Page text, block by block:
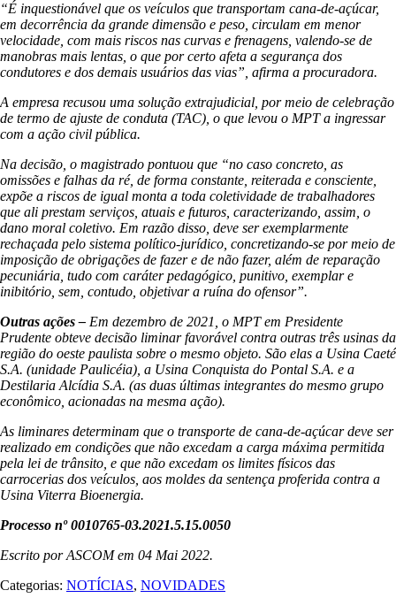
“É inquestionável que os veículos que transportam cana-de-açúcar,
em decorrência da grande dimensão e peso, circulam em menor
velocidade, com mais riscos nas curvas e frenagens, valendo-se de
manobras mais lentas, o que por certo afeta a segurança dos
condutores e dos demais usuários das vias”, afirma a procuradora.
A empresa recusou uma solução extrajudicial, por meio de celebração
de termo de ajuste de conduta (TAC), o que levou o MPT a ingressar
com a ação civil pública.
Na decisão, o magistrado pontuou que “no caso concreto, as
omissões e falhas da ré, de forma constante, reiterada e consciente,
expõe a riscos de igual monta a toda coletividade de trabalhadores
que ali prestam serviços, atuais e futuros, caracterizando, assim, o
dano moral coletivo. Em razão disso, deve ser exemplarmente
rechaçada pelo sistema político-jurídico, concretizando-se por meio de
imposição de obrigações de fazer e de não fazer, além de reparação
pecuniária, tudo com caráter pedagógico, punitivo, exemplar e
inibitório, sem, contudo, objetivar a ruína do ofensor”.
Outras ações – Em dezembro de 2021, o MPT em Presidente
Prudente obteve decisão liminar favorável contra outras três usinas da
região do oeste paulista sobre o mesmo objeto. São elas a Usina Caeté
S.A. (unidade Paulicéia), a Usina Conquista do Pontal S.A. e a
Destilaria Alcídia S.A. (as duas últimas integrantes do mesmo grupo
econômico, acionadas na mesma ação).
As liminares determinam que o transporte de cana-de-açúcar deve ser
realizado em condições que não excedam a carga máxima permitida
pela lei de trânsito, e que não excedam os limites físicos das
carrocerias dos veículos, aos moldes da sentença proferida contra a
Usina Viterra Bioenergia.
Processo nº 0010765-03.2021.5.15.0050
Escrito por ASCOM em 04 Mai 2022.
Categorias: NOTÍCIAS, NOVIDADES